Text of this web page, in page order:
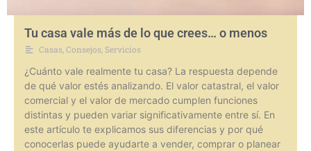
Tu casa vale más de lo que crees… o menos
Casas,Consejos, Servicios
¿Cuánto vale realmente tu casa? La respuesta depende
de qué valor estés analizando. El valor catastral, el valor
comercial y el valor de mercado cumplen funciones
distintas y pueden variar significativamente entre sí. En
este artículo te explicamos sus diferencias y por qué
conocerlas puede ayudarte a vender, comprar o planear